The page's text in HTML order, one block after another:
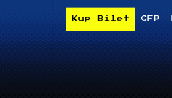
Kup Bilet CFP